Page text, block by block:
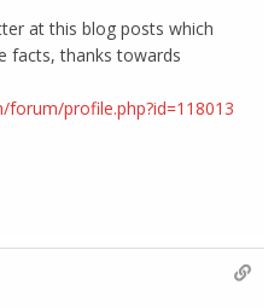
at this blog posts which
facts, thanks towards
profile.php?id=118013